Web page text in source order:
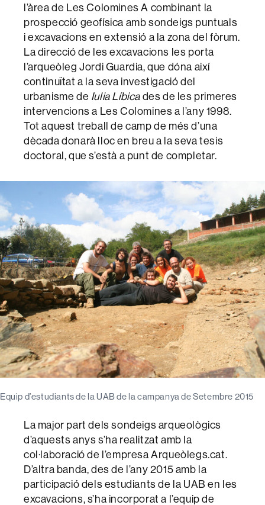
l’àrea de Les Colomines A combinant la
prospecció geofísica amb sondeigs puntuals
i excavacions en extensió a la zona del fòrum.
La direcció de les excavacions les porta
l’arqueòleg Jordi Guardia, que dóna així
continuïtat a la seva investigació del
urbanisme de Iulia Líbica des de les primeres
intervencions a Les Colomines a l’any 1998.
Tot aquest treball de camp de més d’una
dècada donarà lloc en breu a la seva tesis
doctoral, que s’està a punt de completar.
Equip d’estudiants de la UAB de la campanya de Setembre 2015
La major part dels sondeigs arqueològics
d’aquests anys s’ha realitzat amb la
col·laboració de l’empresa Arqueòlegs.cat.
D’altra banda, des de l’any 2015 amb la
participació dels estudiants de la UAB en les
excavacions, s’ha incorporat a l’equip de